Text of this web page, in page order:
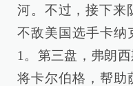
河。不过，接下来
不敌美国选手卡纳
1。第三盘，弗朗
将卡尔伯格，帮助